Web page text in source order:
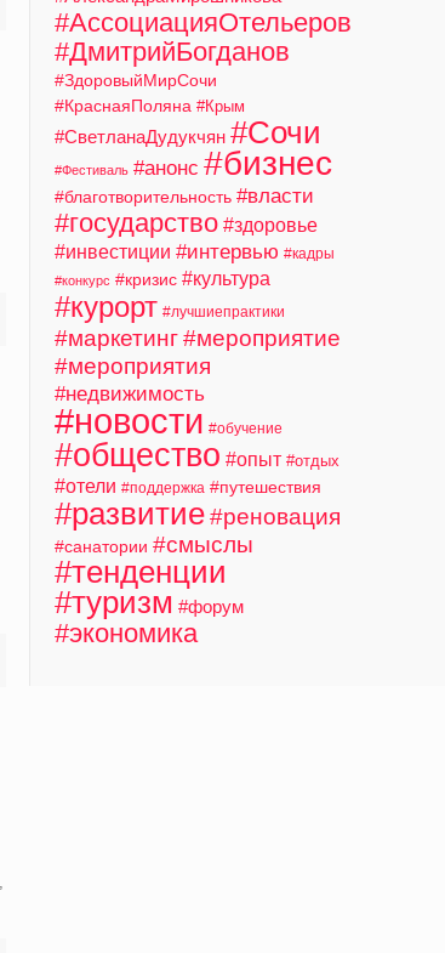
#АссоциацияОтельеров
#ДмитрийБогданов
#ЗдоровыйМирСочи
#КраснаяПоляна #Крым
#СветланаДудукчян #Сочи
#Фестиваль #анонс #бизнес
#благотворительность #власти
#государство #здоровье
#инвестиции #интервью #кадры
#конкурс #кризис #культура
#курорт #лучшиепрактики
#маркетинг #мероприятие
#мероприятия
#недвижимость
#новости #обучение
#общество #опыт #отдых
#отели #поддержка #путешествия
#развитие #реновация
#санатории #смыслы
#тенденции
#туризм #форум
#экономика